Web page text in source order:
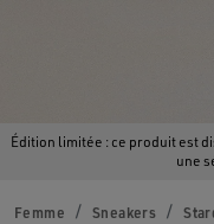
Édition limitée : ce produit est
une
Femme Sneakers